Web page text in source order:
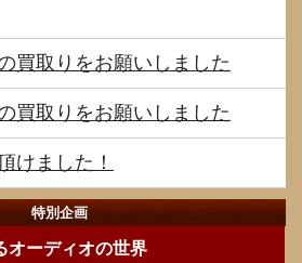
買取りをお願いしました
買取りをお願いしました
けました！
特別企画
オーディオの世界